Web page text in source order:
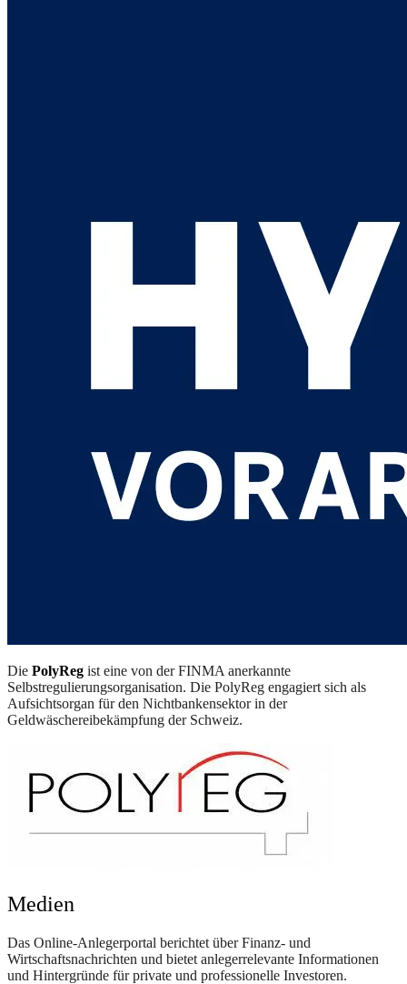
Die PolyReg ist eine von der FINMA anerkannte
Selbstregulierungsorganisation. Die PolyReg engagiert sich als
Aufsichtsorgan für den Nichtbankensektor in der
Geldwäschereibekämpfung der Schweiz.
Medien
Das Online-Anlegerportal berichtet über Finanz- und
Wirtschaftsnachrichten und bietet anlegerrelevante Informationen
und Hintergründe für private und professionelle Investoren.